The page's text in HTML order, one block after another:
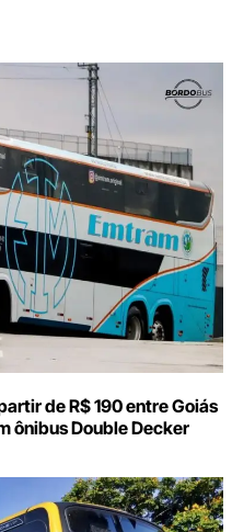
de R$ 190 entre Goiás
ônibus Double Decker